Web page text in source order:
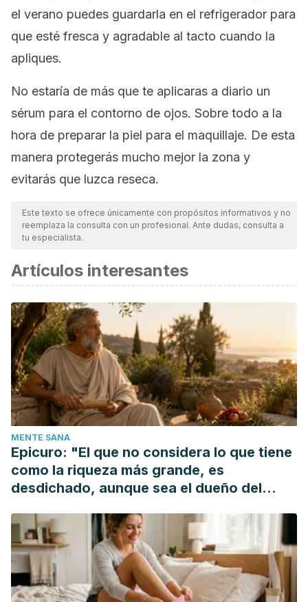
el verano puedes guardarla en el refrigerador para
que esté fresca y agradable al tacto cuando la
apliques.
No estaría de más que te aplicaras a diario un
sérum para el contorno de ojos. Sobre todo a la
hora de preparar la piel para el maquillaje. De esta
manera protegerás mucho mejor la zona y
evitarás que luzca reseca.
Este texto se ofrece únicamente con propósitos informativos y no
reemplaza la consulta con un profesional. Ante dudas, consulta a
tu especialista.
Artículos interesantes
MENTE SANA
Epicuro: "El que no considera lo que tiene
como la riqueza más grande, es
desdichado, aunque sea el dueño del